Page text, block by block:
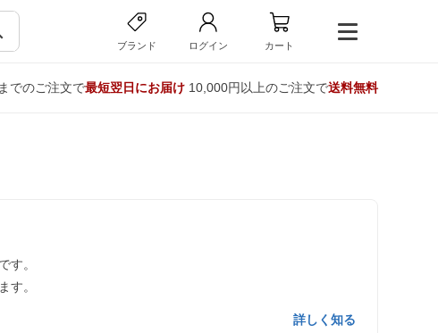
ブランド ログイン カート
でのご注文で最短翌日にお届け10,000円以上のご注文で送料無料
す。
す。
詳しく知る